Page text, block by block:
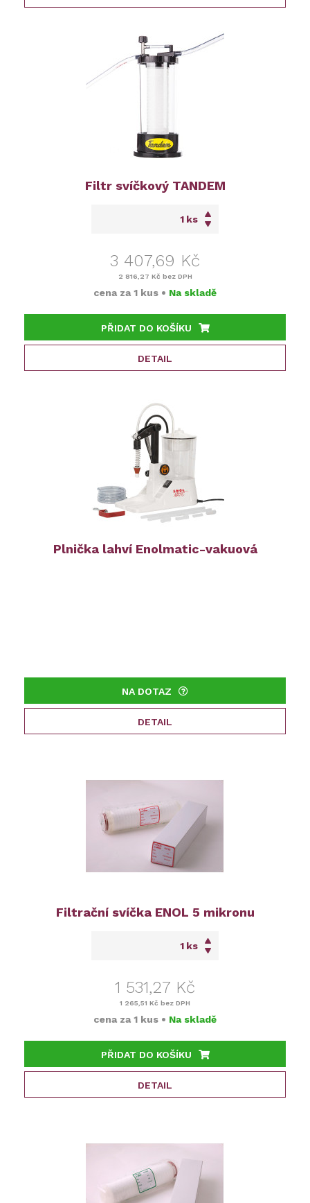
Filtr svíčkový TANDEM
ks
3 407,69 Kč
2 816,27 Kč bez DPH
cena za 1 kus • Na skladě
PŘIDAT DO KOŠÍKU
DETAIL
Plnička lahví Enolmatic-vakuová
NA DOTAZ
DETAIL
Filtrační svíčka ENOL 5 mikronu
ks
1 531,27 Kč
1 265,51 Kč bez DPH
cena za 1 kus • Na skladě
PŘIDAT DO KOŠÍKU
DETAIL